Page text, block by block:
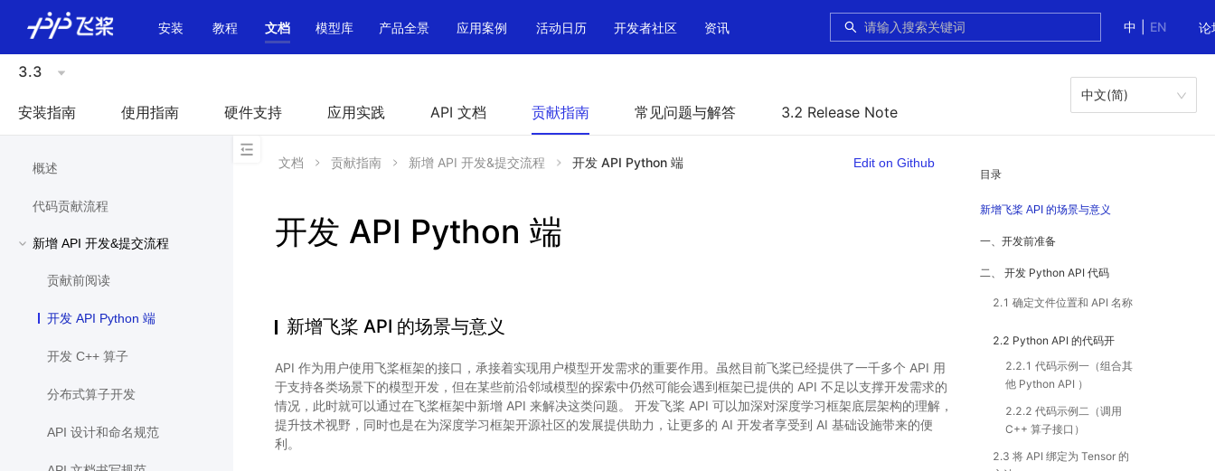
中
EN 论
安装 教程 文档 模型库 产品全景 应用案例 活动日历 开发者社区 资讯
3.3
安装指南 使用指南 硬件支持 应用实践 API 文档 贡献指南 常见问题与解答 3.2 Release Note
中文(简)
概述
代码贡献流程
新增 API 开发&提交流程
贡献前阅读
开发 API Python 端
开发 C++ 算子
分布式算子开发
API 设计和命名规范
目录
新增飞桨 API 的场景与意义
一、开发前准备
二、 开发 Python API 代码
2.1 确定文件位置和 API 名称
2.2 Python API 的代码开
发示例
2.2.1 代码示例一（组合其
他 Python API ）
2.2.2 代码示例二（调用
C++ 算子接口）
2.3 将 API 绑定为 Tensor 的
文档 贡献指南 新增 API 开发&提交流程 开发 API Python 端 Edit on Github
开发 API Python 端
新增飞桨 API 的场景与意义
API 作为用户使用飞桨框架的接口，承接着实现用户模型开发需求的重要作用。虽然目前飞桨已经提供了一千多个 API 用
于支持各类场景下的模型开发，但在某些前沿邻域模型的探索中仍然可能会遇到框架已提供的 API 不足以支撑开发需求的
情况，此时就可以通过在飞桨框架中新增 API 来解决这类问题。 开发飞桨 API 可以加深对深度学习框架底层架构的理解，
提升技术视野，同时也是在为深度学习框架开源社区的发展提供助力，让更多的 AI 开发者享受到 AI 基础设施带来的便
利。